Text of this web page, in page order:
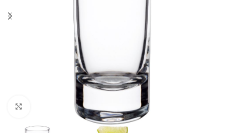
Нажмите, чтобы увеличить